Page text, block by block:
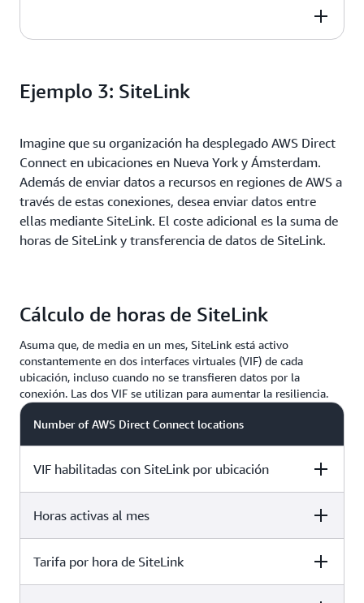
Ejemplo 3: SiteLink
Imagine que su organización ha desplegado AWS Direct
Connect en ubicaciones en Nueva York y Ámsterdam.
Además de enviar datos a recursos en regiones de AWS a
través de estas conexiones, desea enviar datos entre
ellas mediante SiteLink. El coste adicional es la suma de
horas de SiteLink y transferencia de datos de SiteLink.
Cálculo de horas de SiteLink
Asuma que, de media en un mes, SiteLink está activo
constantemente en dos interfaces virtuales (VIF) de cada
ubicación, incluso cuando no se transfieren datos por la
conexión. Las dos VIF se utilizan para aumentar la resiliencia.
Number of AWS Direct Connect locations
VIF habilitadas con SiteLink por ubicación
2 locations
2 VIF
Horas activas al mes
2 locations
Tarifa por hora de SiteLink